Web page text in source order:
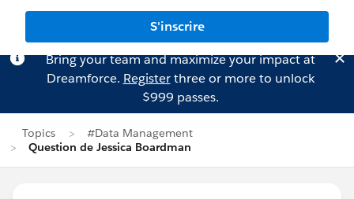
S'inscrire
Bring your team and maximize your impact at
Dreamforce. Registerthree or more to unlock
$999 passes.
Topics
#Data Management
Question de Jessica Boardman